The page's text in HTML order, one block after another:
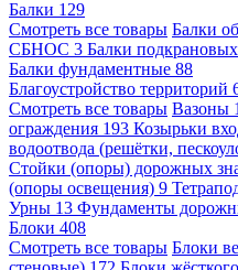
Балки 129
Смотреть все товары Балки
СБНОС 3 Балки
Балки фундаментные 88
Благоустройство территорий
Смотреть все товары Вазоны
ограждения 193 Козырьки
водоотвода (решётки,
Стойки (опоры) дорожных
(опоры освещения) 9
Урны 13 Фундаменты
Блоки 408
Смотреть все товары Блоки